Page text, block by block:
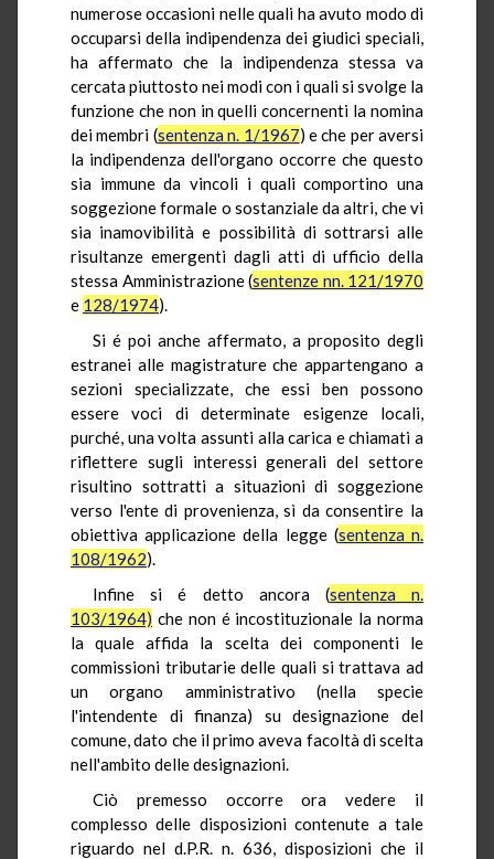
numerose occasioni nelle quali ha avuto modo di
occuparsi della indipendenza dei giudici speciali,
ha affermato che la indipendenza stessa va
cercata piuttosto nei modi con i quali si svolge la
funzione che non in quelli concernenti la nomina
dei membri (sentenza n. 1/1967) e che per aversi
la indipendenza dell'organo occorre che questo
sia immune da vincoli i quali comportino una
soggezione formale o sostanziale da altri, che vi
sia inamovibilità e possibilità di sottrarsi alle
risultanze emergenti dagli atti di ufficio della
stessa Amministrazione (sentenze nn. 121/1970
e 128/1974).
Si é poi anche affermato, a proposito degli
estranei alle magistrature che appartengano a
sezioni specializzate, che essi ben possono
essere voci di determinate esigenze locali,
purché, una volta assunti alla carica e chiamati a
riflettere sugli interessi generali del settore
risultino sottratti a situazioni di soggezione
verso l'ente di provenienza, sì da consentire la
obiettiva applicazione della legge (sentenza n.
108/1962).
Infine si é detto ancora (sentenza n.
103/1964) che non é incostituzionale la norma
la quale affida la scelta dei componenti le
commissioni tributarie delle quali si trattava ad
un organo amministrativo (nella specie
l'intendente di finanza) su designazione del
comune, dato che il primo aveva facoltà di scelta
nell'ambito delle designazioni.
Ciò premesso occorre ora vedere il
complesso delle disposizioni contenute a tale
riguardo nel d.P.R. n. 636, disposizioni che il